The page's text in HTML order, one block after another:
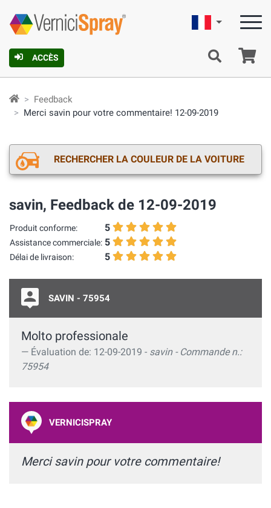
ACCÈS
Française
Feedback
Merci savin pour votre commentaire! 12-09-2019
RECHERCHER LA COULEUR DE LA VOITURE
savin, Feedback de 12-09-2019
Produit conforme:
Assistance commerciale:
Délai de livraison:
5
5
5
SAVIN - 75954
Molto professionale
Évaluation de: 12-09-2019 - savin - Commande n.:
75954
VERNICISPRAY
Merci savin pour votre commentaire!